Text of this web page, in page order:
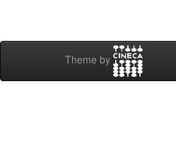
Theme by